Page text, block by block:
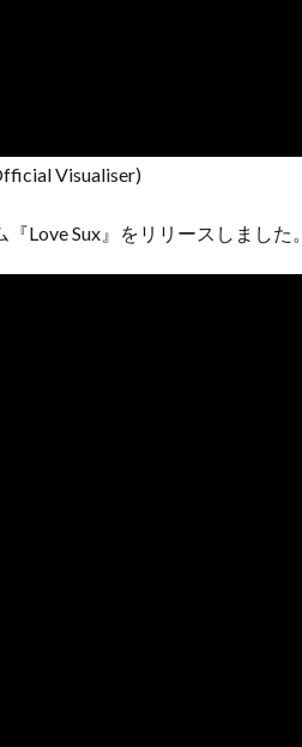
Visualiser)
Love Sux』をリリースしました。